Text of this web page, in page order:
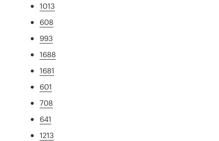
1013
608
993
1688
1681
601
708
641
1213